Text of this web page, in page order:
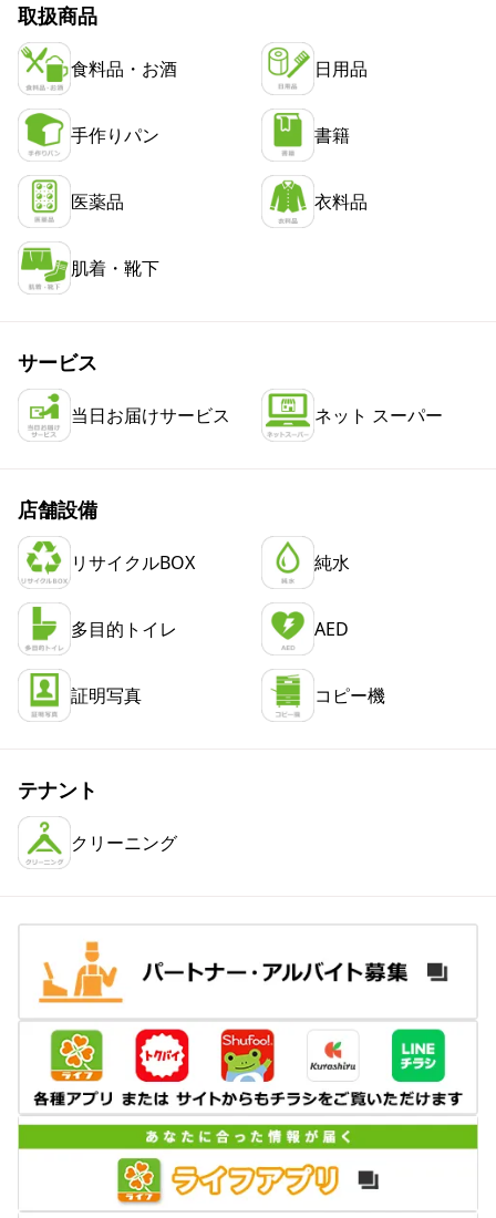
取扱商品
食料品・お酒 日用品
手作りパン 書籍
医薬品 衣料品
肌着・靴下
サービス
当日お届けサービス ネット スーパー
店舗設備
リサイクルBOX 純水
多目的トイレ AED
証明写真 コピー機
テナント
クリーニング